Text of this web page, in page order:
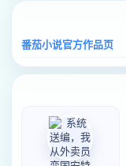
番茄小说官方作品页